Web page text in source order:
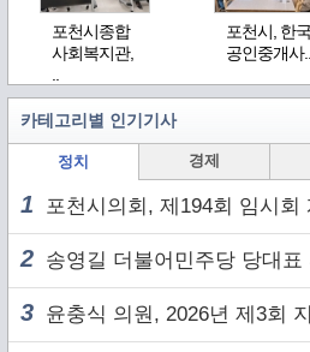
포천시종합
사회복지관,
포천시, 한국
공인중개사..
카테고리별 인기기사
정치 경제
1 포천시의회, 제194회 임시회
2 송영길 더불어민주당 당대표 후보, 경기북부
3 윤충식 의원, 2026년 제3회 지역교